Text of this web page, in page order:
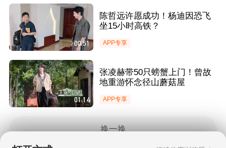
00:51
陈哲远许愿成功！杨迪因恐飞
坐15小时高铁？
APP专享
01:14
张凌赫带50只螃蟹上门！曾故
地重游怀念径山蘑菇屋
APP专享
换一换